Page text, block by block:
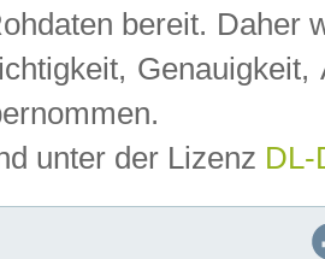
bereit. Daher
unter der Lizenz